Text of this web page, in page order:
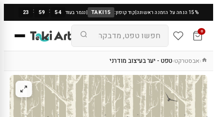
15% הנחה על הזמנה ראשונה |קוד קופון: TAKI15
|נגמר בעוד 23 : 59 : 53
0
›אבסטרקט›טפט - יער בעיצוב מודרני